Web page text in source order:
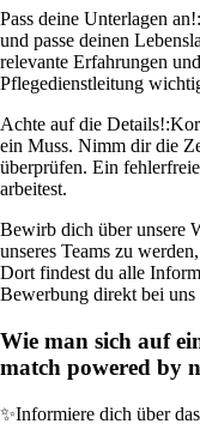
Pass deine Unterlagen an!:
und passe deinen
relevante Erfahrungen
Pflegedienstleitung
Achte auf die Details!:
ein Muss. Nimm dir die
überprüfen. Ein
arbeitest.
Bewirb dich über unsere
unseres Teams zu
Dort findest du alle
Bewerbung direkt bei uns
Wie man sich auf
match powered by
✨Informiere dich über